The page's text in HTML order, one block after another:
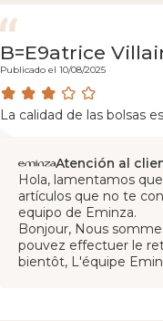
B=E9atrice
Publicado el 10/08/2025
La calidad de las bolsas
Atención al
Hola, lamentamos
artículos que no te
equipo de Eminza.
Bonjour, Nous
pouvez effectuer le
bientôt, L'équipe